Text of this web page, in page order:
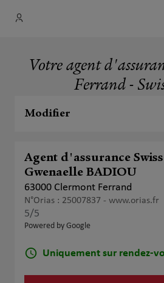
Votre agent
Ferrand -
Modifier
Agent d'assurance
Gwenaelle BADIOU
63000 Clermont Ferrand
N°Orias : 25007837 - www.orias.fr
5/5
Powered by Google
Uniquement sur rendez-